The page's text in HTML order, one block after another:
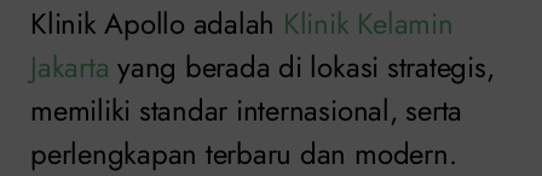
Klinik Apollo adalah Klinik Kelamin
Jakarta yang berada di lokasi strategis,
memiliki standar internasional, serta
perlengkapan terbaru dan modern.